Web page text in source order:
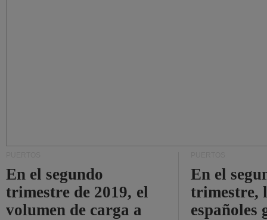
En el segundo
trimestre de 2019, el
volumen de carga a
En el
trimestre,
españoles